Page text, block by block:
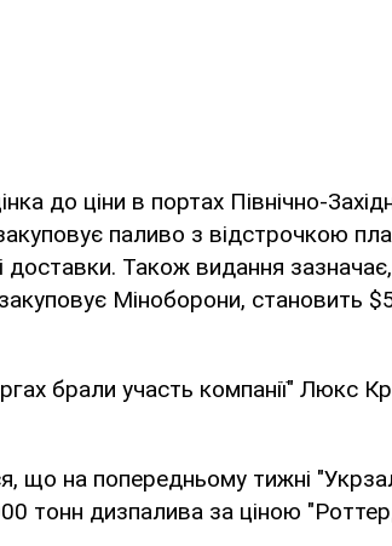
до ціни в портах Північно-
паливо з відстрочкою
доставки. Також видання
Міноборони, становить
брали участь компанії" Люкс
що на попередньому тижні
тонн дизпалива за ціною